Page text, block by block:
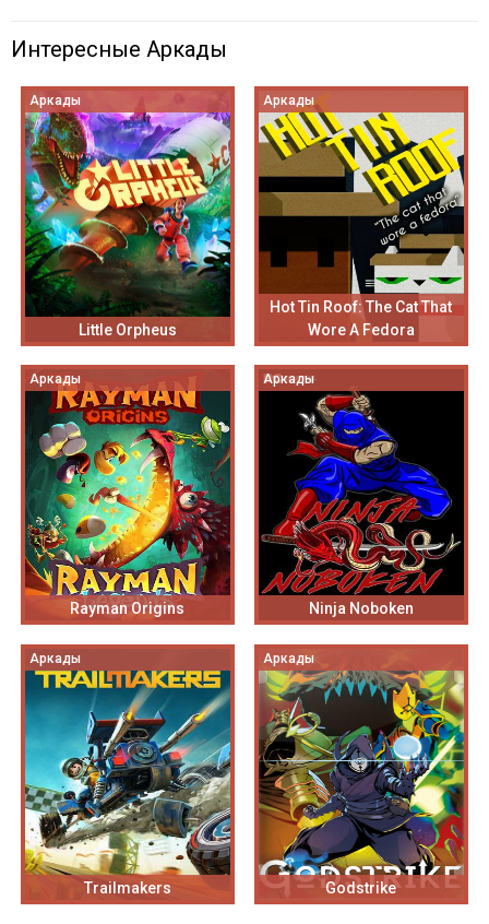
Интересные Аркады
Аркады
Little Orpheus
Аркады
Hot Tin Roof: The Cat That
Wore A Fedora
Аркады
Rayman Origins
Аркады
Ninja Noboken
Аркады
Trailmakers
Аркады
Godstrike